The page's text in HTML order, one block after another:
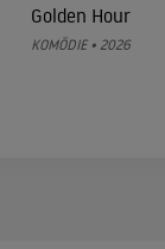
Golden Hour
KOMÖDIE • 2026